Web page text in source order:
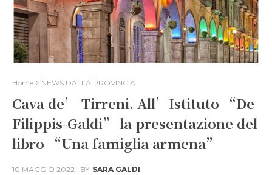
Home NEWS DALLA PROVINCIA
Cava de’ Tirreni. All’Istituto “De
Filippis-Galdi” la presentazione del
libro “Una famiglia armena”
10 MAGGIO 2022 BY SARA GALDI